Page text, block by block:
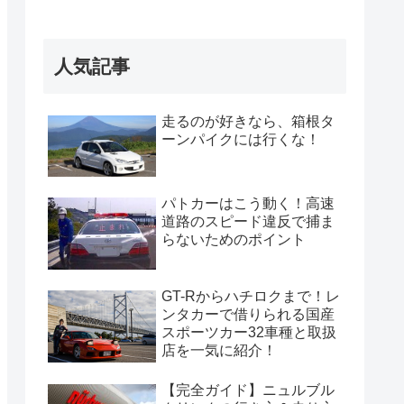
人気記事
走るのが好きなら、箱根タ
ーンパイクには行くな！
パトカーはこう動く！高速
道路のスピード違反で捕ま
らないためのポイント
GT-Rからハチロクまで！レ
ンタカーで借りられる国産
スポーツカー32車種と取扱
店を一気に紹介！
【完全ガイド】ニュルブル